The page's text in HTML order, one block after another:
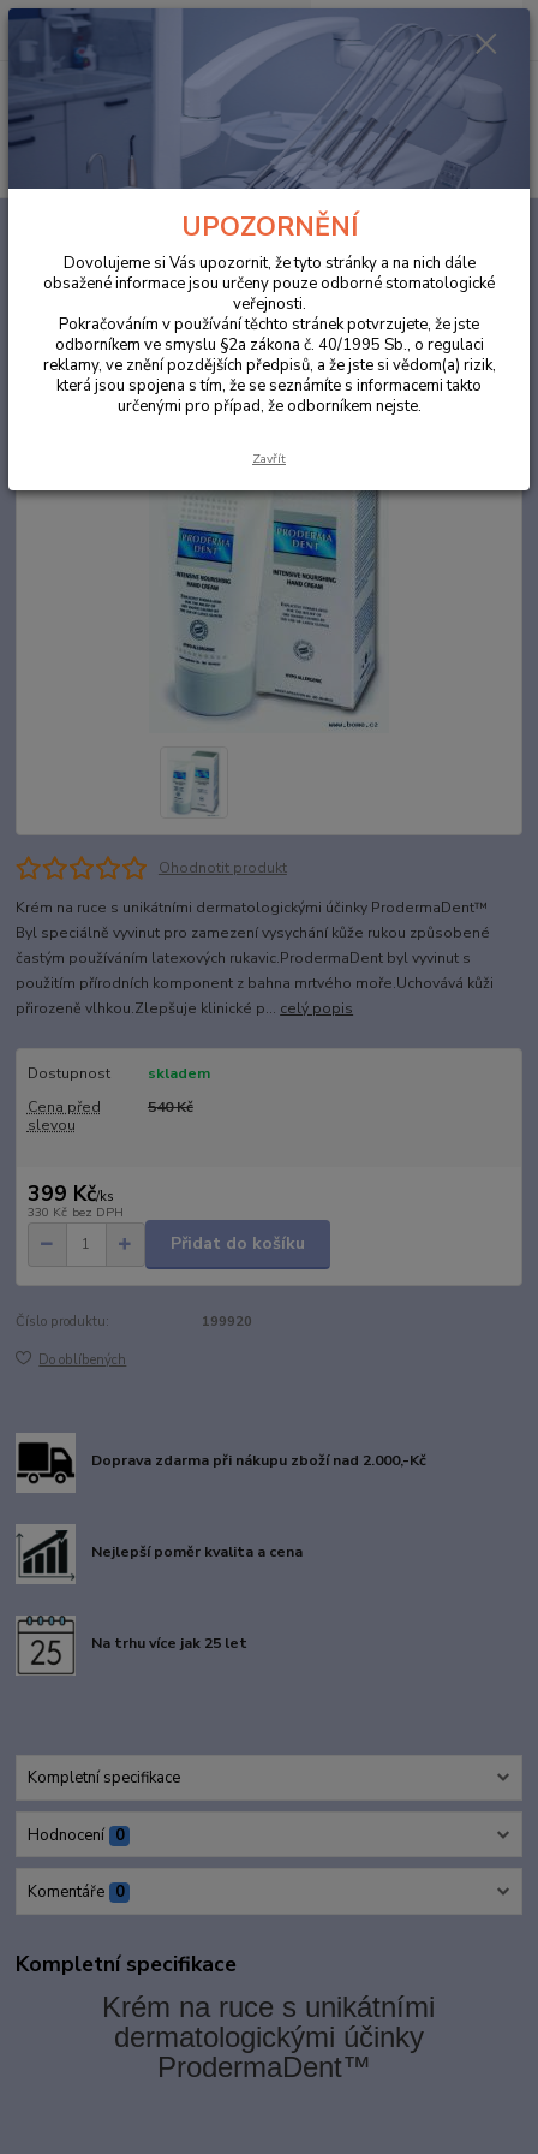
Hledat
za 0,00 Kč
Krém na ruce ProdermaDent™ z bahna mrtvého moře
Krém na ruce ProdermaDent™ z
bahna mrtvého moře 125ml
Ohodnotit produkt
Krém na ruce s unikátními dermatologickými účinky ProdermaDent™
Byl speciálně vyvinut pro zamezení vysychání kůže rukou způsobené
častým používáním latexových rukavic.ProdermaDent byl vyvinut s
použitím přírodních komponent z bahna mrtvého moře.Uchovává kůži
přirozeně vlhkou.Zlepšuje klinické p... celý popis
Dostupnost
skladem
Cena před
slevou
540 Kč
399 Kč/ks
330 Kč bez DPH
Přidat do košíku
Číslo produktu: 199920
Do oblíbených
Doprava zdarma při nákupu zboží nad 2.000,-Kč
Nejlepší poměr kvalita a cena
Na trhu více jak 25 let
Kompletní specifikace
Hodnocení 0
Komentáře 0
Kompletní specifikace
Krém na ruce s unikátními
dermatologickými účinky
ProdermaDent™
UPOZORNĚNÍ
Dovolujeme si Vás upozornit, že tyto stránky a na nich dále
obsažené informace jsou určeny pouze odborné stomatologické
veřejnosti.
Pokračováním v používání těchto stránek potvrzujete, že jste
odborníkem ve smyslu §2a zákona č. 40/1995 Sb., o regulaci
reklamy, ve znění pozdějších předpisů, a že jste si vědom(a) rizik,
která jsou spojena s tím, že se seznámíte s informacemi takto
určenými pro případ, že odborníkem nejste.
Zavřít